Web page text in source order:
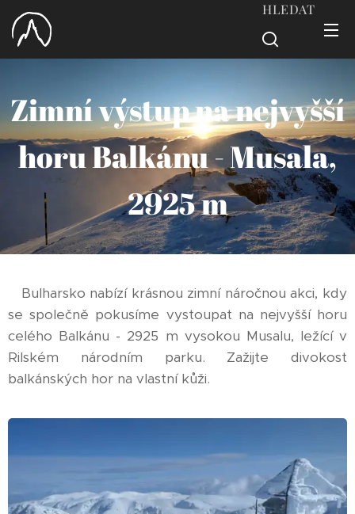
HLEDAT
Zimní výstup na nejvyšší
horu Balkánu - Musala,
2925 m
Bulharsko nabízí krásnou zimní náročnou akci, kdy
se společně pokusíme vystoupat na nejvyšší horu
celého Balkánu - 2925 m vysokou Musalu, ležící v
Rilském národním parku. Zažijte divokost
balkánských hor na vlastní kůži.